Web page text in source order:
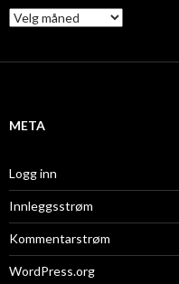
A
r
i
META
Logg inn
Innleggsstrøm
Kommentarstrøm
WordPress.org